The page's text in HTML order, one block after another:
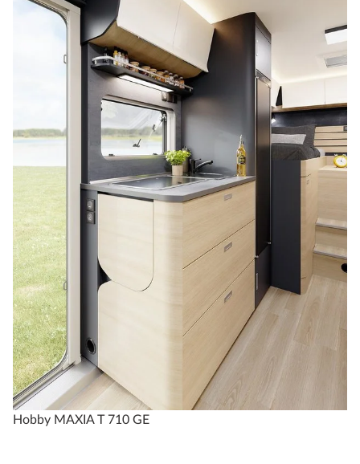
Hobby MAXIA T 710 GE